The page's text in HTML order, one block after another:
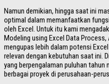
Namun demikian, hingga saat ini
optimal dalam memanfaatkan
oleh Excel. Untuk itu kami
Modeling using Excel Data
mengupas lebih dalam potensi
relevan dengan kebutuhan saat ini.
yang berpengalaman puluhan
berbagai proyek di perusahaan-